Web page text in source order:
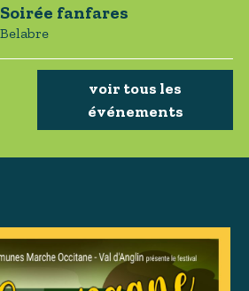
Soirée fanfares
belabre
voir tous les
événements